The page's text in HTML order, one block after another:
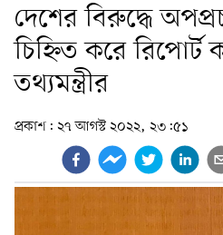
দেশের বিরুদ্ধে
চিহ্নিত করে
তথ্যমন্ত্রীর
প্রকাশ: ২৭ আগস্ট ২০২২, ২৩:৫১